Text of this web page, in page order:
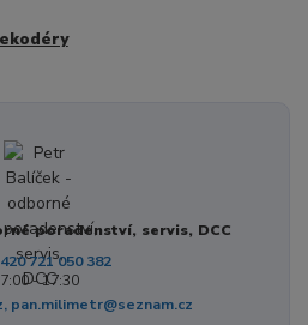
poradenství, servis, DCC
721 050 382
7:00 - 17:30
pan.milimetr@seznam.cz